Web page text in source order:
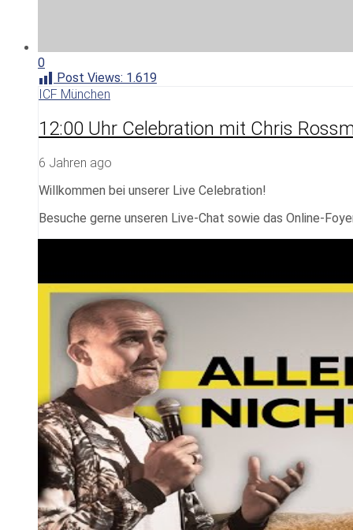
0
Post Views: 1.619
ICF München
12:00 Uhr Celebration mit Chris
6 Jahren ago
Willkommen bei unserer Live Celebration!
Besuche gerne unseren Live-Chat sowie das Online-